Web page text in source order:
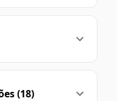
(18)